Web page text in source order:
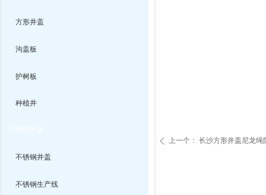
ꄴ 上一个： 长沙方形井盖尼龙绳
方形井盖
沟盖板
护树板
种植井
不锈钢井盖
不锈钢生产线